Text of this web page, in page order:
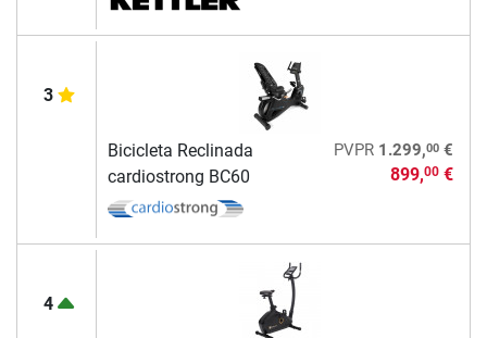
3
Bicicleta Reclinada
cardiostrong BC60
PVPR 1.299,00€
899,00€
4